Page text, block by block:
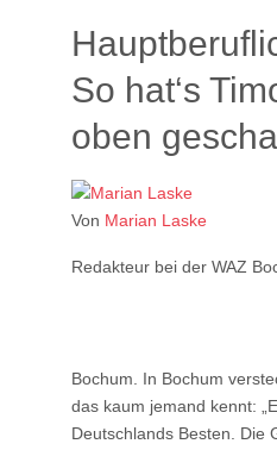
So hat‘s
oben
Von Marian Laske
Redakteur bei der WAZ
Bochum. In Bochum
das kaum jemand kennt:
Deutschlands Besten. Die